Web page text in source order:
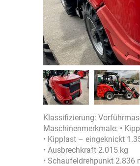
Klassifizierung:
Maschinenmerkmale: •
• Kipplast – eingeknickt
• Ausbrechkraft 2.015 kg
• Schaufeldrehpunkt 2.836